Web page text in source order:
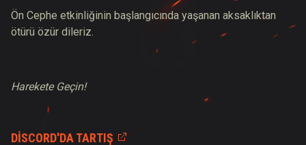
Ön Cephe etkinliğinin başlangıcında yaşanan aksaklıktan
ötürü özür dileriz.
Harekete Geçin!
DISCORD'DA TARTIŞ